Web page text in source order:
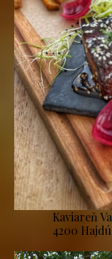
Kaviareň
4200